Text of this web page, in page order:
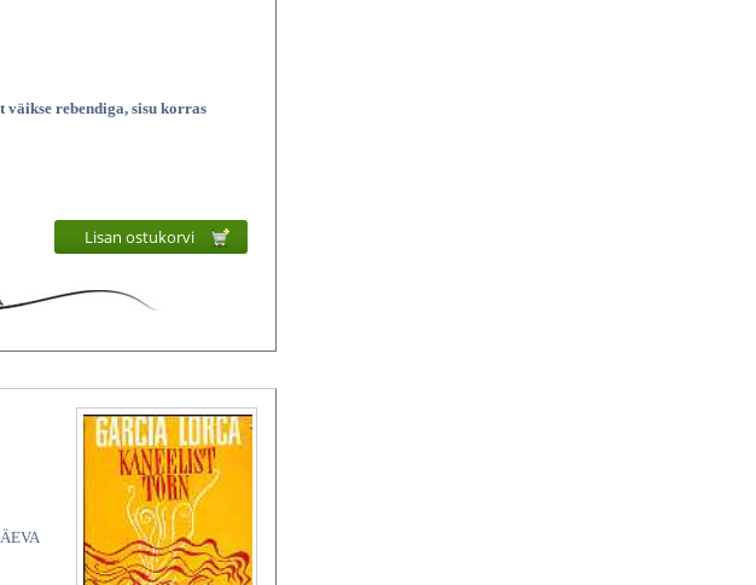
rebendiga, sisu korras
Lisan ostukorvi